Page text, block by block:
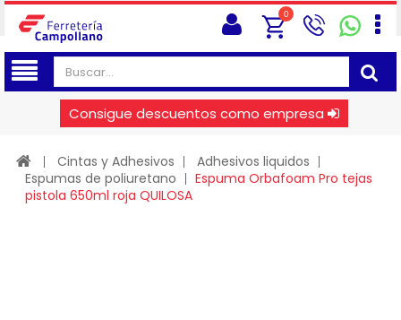
0
Consigue descuentos como empresa
Cintas y Adhesivos
Adhesivos liquidos
Espumas de poliuretano
Espuma Orbafoam Pro tejas
pistola 650ml roja QUILOSA